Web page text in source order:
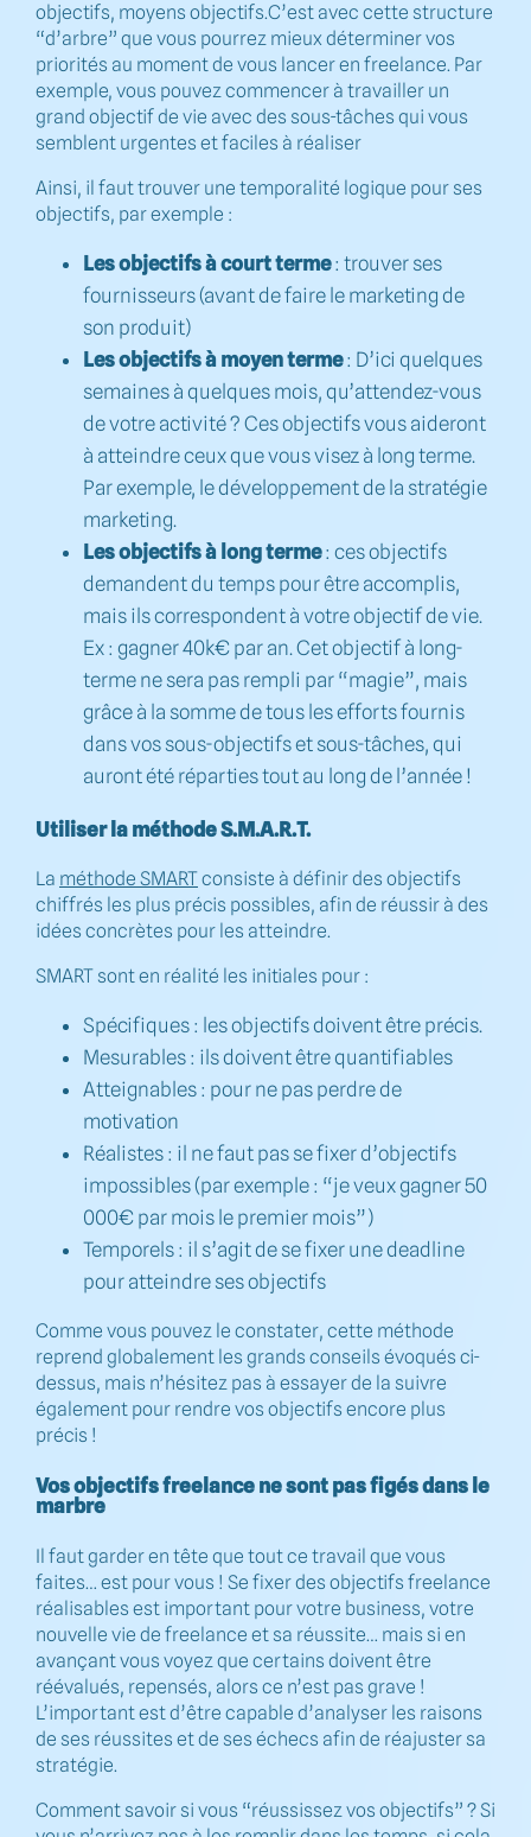
objectifs, moyens objectifs.C’est avec cette structure
“d’arbre” que vous pourrez mieux déterminer vos
priorités au moment de vous lancer en freelance. Par
exemple, vous pouvez commencer à travailler un
grand objectif de vie avec des sous-tâches qui vous
semblent urgentes et faciles à réaliser
Ainsi, il faut trouver une temporalité logique pour ses
objectifs, par exemple :
Les objectifs à court terme: trouver ses
fournisseurs (avant de faire le marketing de
son produit)
Les objectifs à moyen terme: D’ici quelques
semaines à quelques mois, qu’attendez-vous
de votre activité ? Ces objectifs vous aideront
à atteindre ceux que vous visez à long terme.
Par exemple, le développement de la stratégie
marketing.
Les objectifs à long terme: ces objectifs
demandent du temps pour être accomplis,
mais ils correspondent à votre objectif de vie.
Ex : gagner 40k€ par an. Cet objectif à long-
terme ne sera pas rempli par “magie”, mais
grâce à la somme de tous les efforts fournis
dans vos sous-objectifs et sous-tâches, qui
auront été réparties tout au long de l’année !
Utiliser la méthode S.M.A.R.T.
La méthode SMARTconsiste à définir des objectifs
chiffrés les plus précis possibles, afin de réussir à des
idées concrètes pour les atteindre.
SMART sont en réalité les initiales pour :
Spécifiques : les objectifs doivent être précis.
Mesurables : ils doivent être quantifiables
Atteignables : pour ne pas perdre de
motivation
Réalistes : il ne faut pas se fixer d’objectifs
impossibles (par exemple : “je veux gagner 50
000€ par mois le premier mois”)
Temporels : il s’agit de se fixer une deadline
pour atteindre ses objectifs
Comme vous pouvez le constater, cette méthode
reprend globalement les grands conseils évoqués ci-
dessus, mais n’hésitez pas à essayer de la suivre
également pour rendre vos objectifs encore plus
précis !
Vos objectifs freelance ne sont pas figés dans le
marbre
Il faut garder en tête que tout ce travail que vous
faites… est pour vous ! Se fixer des objectifs freelance
réalisables est important pour votre business, votre
nouvelle vie de freelance et sa réussite… mais si en
avançant vous voyez que certains doivent être
réévalués, repensés, alors ce n’est pas grave !
L’important est d’être capable d’analyser les raisons
de ses réussites et de ses échecs afin de réajuster sa
stratégie.
Comment savoir si vous “réussissez vos objectifs” ? Si